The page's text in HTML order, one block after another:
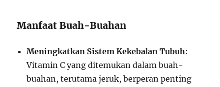
Manfaat Buah-Buahan
Meningkatkan Sistem Kekebalan Tubuh:
Vitamin C yang ditemukan dalam buah-
buahan, terutama jeruk, berperan penting